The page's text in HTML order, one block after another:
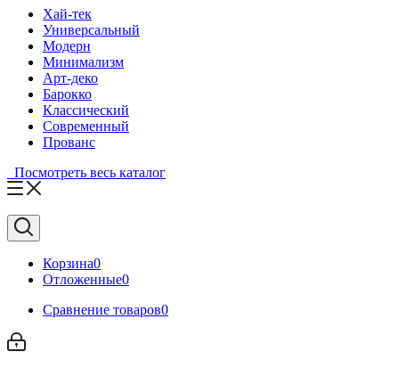
Хай-тек
Универсальный
Модерн
Минимализм
Арт-деко
Барокко
Классический
Современный
Прованс
Посмотреть весь каталог
Корзина0
Отложенные0
Сравнение товаров0